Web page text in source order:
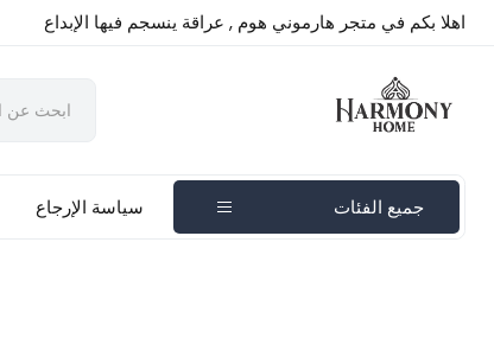
اهلا بكم في متجر هارموني هوم , عراقة ينسجم فيها الإبداع
جميع الفئات سياسة الإرجاع